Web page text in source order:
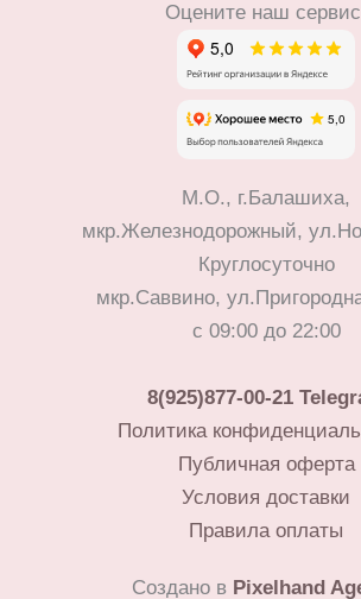
Оцените наш
М.О., г.Балашиха,
мкр.Железнодорожный,
Круглосуточно
мкр.Саввино,
с 09:00 до 22:00
8(925)877-00-21
Политика
Публичная оферта
Условия доставки
Правила оплаты
Создано в Pixelhand